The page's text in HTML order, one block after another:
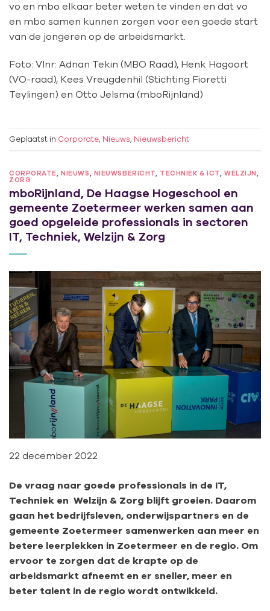
vo en mbo elkaar beter weten te vinden en dat vo
en mbo samen kunnen zorgen voor een goede start
van de jongeren op de arbeidsmarkt.
Foto: Vlnr: Adnan Tekin (MBO Raad), Henk Hagoort
(VO-raad), Kees Vreugdenhil (Stichting Fioretti
Teylingen) en Otto Jelsma (mboRijnland)
Geplaatst in Corporate, Nieuws, Nieuwsbericht
CORPORATE ,NIEUWS NIEUWSBERICHT TECHNIEK & ICT ,WELZIJN
ZORG
mboRijnland, De Haagse Hogeschool en
gemeente Zoetermeer werken samen aan
goed opgeleide professionals in sectoren
IT, Techniek, Welzijn & Zorg
22 december 2022
De vraag naar goede professionals in de IT,
Techniek en Welzijn & Zorg blijft groeien. Daarom
gaan het bedrijfsleven, onderwijspartners en de
gemeente Zoetermeer samenwerken aan meer en
betere leerplekken in Zoetermeer en de regio. Om
ervoor te zorgen dat de krapte op de
arbeidsmarkt afneemt en er sneller, meer en
beter talent in de regio wordt ontwikkeld.